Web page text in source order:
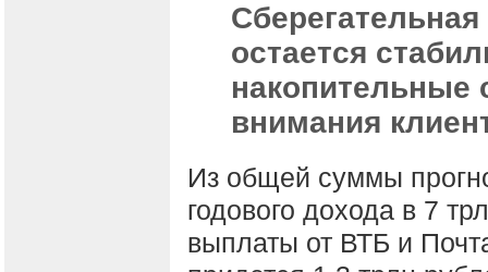
остается
накопительные
внимания
Из общей суммы
годового дохода в 7
выплаты от ВТБ и